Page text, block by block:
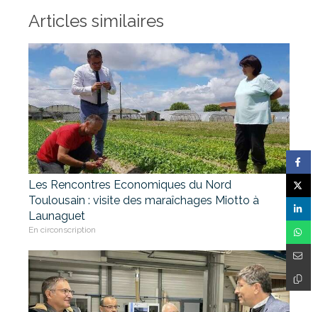
Articles similaires
Les Rencontres Economiques du Nord
Toulousain : visite des maraîchages Miotto à
Launaguet
En circonscription